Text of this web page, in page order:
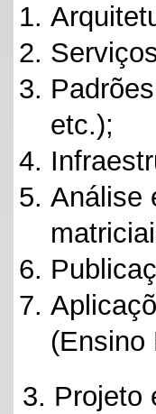
etc.);
Análise
(Ensino
3. Projeto